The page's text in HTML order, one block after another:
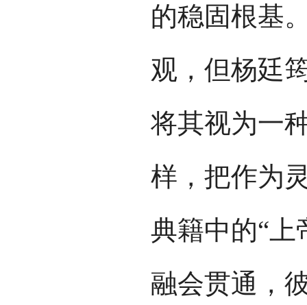
的稳固根基
观，但杨廷
将其视为一
样，把作为
典籍中的“上
融会贯通，